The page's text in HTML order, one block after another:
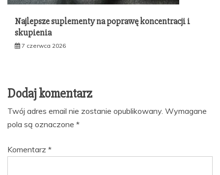
Najlepsze suplementy na poprawę koncentracji i
skupienia
7 czerwca 2026
Dodaj komentarz
Twój adres email nie zostanie opublikowany. Wymagane
pola są oznaczone *
Komentarz *